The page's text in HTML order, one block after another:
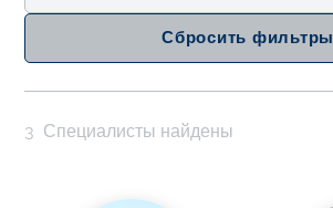
Сбросить фильтры
3 Специалисты найдены